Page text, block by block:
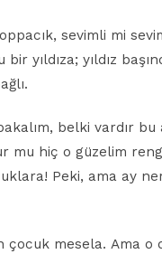
sevimli mi
yıldıza; yıldız
belki vardır
mu hiç o güzelim
Peki, ama ay
çocuk mesela. Ama o